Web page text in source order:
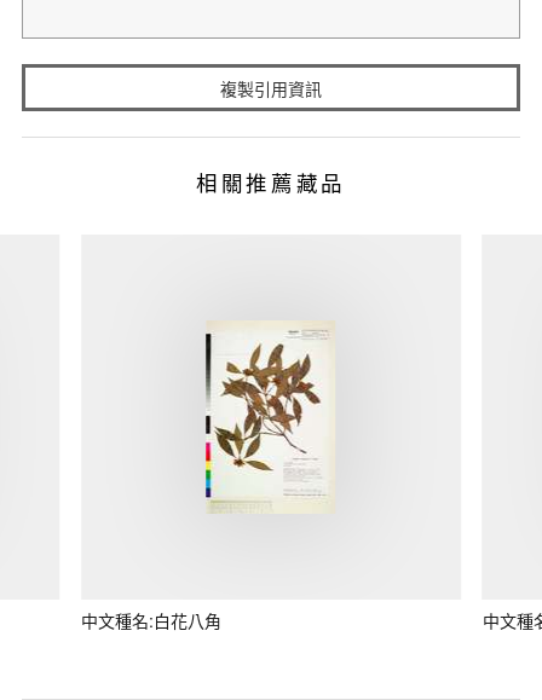
複製引用資訊
相關推薦藏品
中文種名:白花八角 中文種